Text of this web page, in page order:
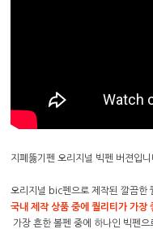
지폐뚫기펜 오리지널 빅펜 버젼입니
오리지널 bic펜으로 제작된 깔끔한
국내 제작 상품 중에 퀄리티가 가장
가장 흔한 볼펜 중에 하나인 빅펜